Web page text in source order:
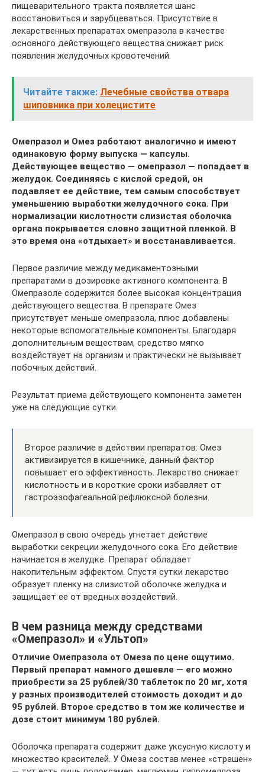
пищеварительного тракта появляется шанс
восстановиться и зарубцеваться. Присутствие в
лекарственных препаратах омепразола в качестве
основного действующего вещества снижает риск
появления желудочных кровотечений.
Читайте также: Лечебные свойства отвара
шиповника при холецистите
Омепразол и Омез работают аналогично и имеют
одинаковую форму выпуска — капсулы.
Действующее вещество — омепразол — попадает в
желудок. Соединяясь с кислой средой, он
подавляет ее действие, тем самым способствует
уменьшению выработки желудочного сока. При
нормализации кислотности слизистая оболочка
органа покрывается словно защитной пленкой. В
это время она «отдыхает» и восстанавливается.
Первое различие между медикаментозными
препаратами в дозировке активного компонента. В
Омепразоле содержится более высокая концентрация
действующего вещества. В препарате Омез
присутствует меньше омепразола, плюс добавлены
некоторые вспомогательные компоненты. Благодаря
дополнительным веществам, средство мягко
воздействует на организм и практически не вызывает
побочных действий.
Результат приема действующего компонента заметен
уже на следующие сутки.
Второе различие в действии препаратов: Омез
активизируется в кишечнике, данный фактор
повышает его эффективность. Лекарство снижает
кислотность и в короткие сроки избавляет от
гастроэзофагеальной рефлюксной болезни.
Омепразол в свою очередь угнетает действие
выработки секреции желудочного сока. Его действие
начинается в желудке. Препарат обладает
накопительным эффектом. Спустя сутки лекарство
образует пленку на слизистой оболочке желудка и
защищает ее от вредных воздействий.
В чем разница между средствами
«Омепразол» и «Ультоп»
Отличие Омепразола от Омеза по цене ощутимо.
Первый препарат намного дешевле — его можно
приобрести за 25 рублей/30 таблеток по 20 мг, хотя
у разных производителей стоимость доходит и до
95 рублей. Второе средство в том же количестве и
дозе стоит минимум 180 рублей.
Оболочка препарата содержит даже уксусную кислоту и
множество красителей. У Омеза состав менее «страшен»